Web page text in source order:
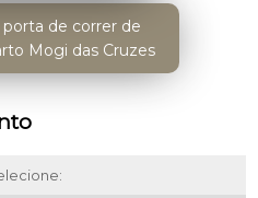
de correr de
Mogi das Cruzes